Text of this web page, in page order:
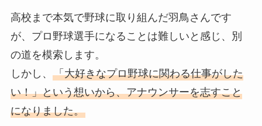
高校まで本気で野球に取り組んだ羽鳥さんです
が、プロ野球選手になることは難しいと感じ、別
の道を模索します。
しかし、 「大好きなプロ野球に関わる仕事がした
い！」という想いから、アナウンサーを志すこと
になりました。